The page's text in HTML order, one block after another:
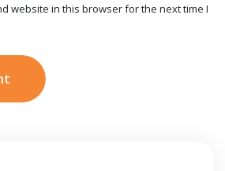
website in this browser for the next time I